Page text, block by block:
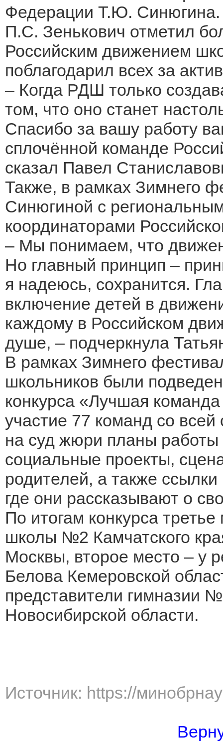
Федерации Т.Ю. Синюгина.
П.С. Зенькович отметил
Российским движением
поблагодарил всех за
– Когда РДШ только
том, что оно станет
Спасибо за вашу работу
сплочённой команде
сказал Павел
Также, в рамках Зимнего
Синюгиной с
координаторами
– Мы понимаем, что
Но главный принцип –
я надеюсь, сохранится.
включение детей в
каждому в Российском
душе, – подчеркнула
В рамках Зимнего
школьников были
конкурса «Лучшая
участие 77 команд со
на суд жюри планы
социальные проекты,
родителей, а также
где они рассказывают о
По итогам конкурса
школы №2 Камчатского
Москвы, второе место – у
Белова Кемеровской
представители гимназии
Новосибирской области.
Источник: https://